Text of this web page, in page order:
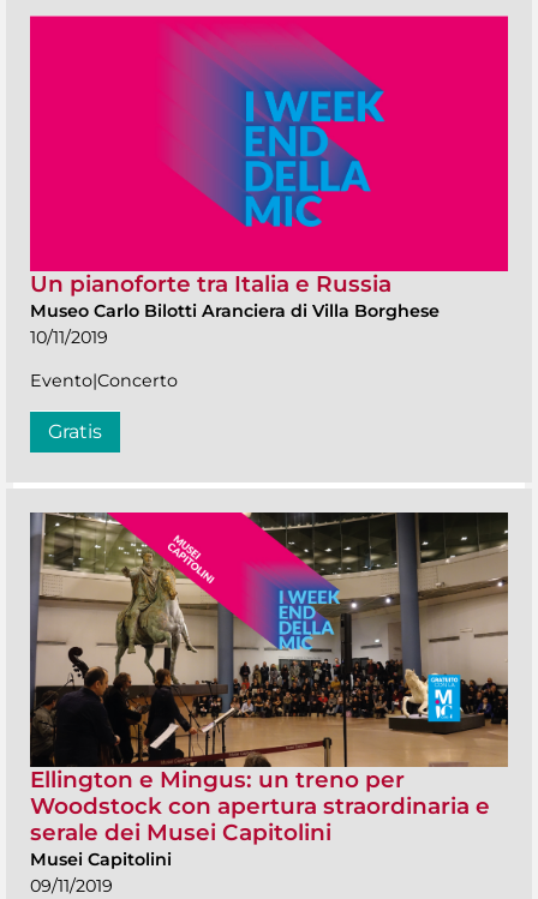
Un pianoforte tra Italia e Russia
Museo Carlo Bilotti Aranciera di Villa Borghese
10/11/2019
Evento|Concerto
Gratis
Ellington e Mingus: un treno per
Woodstock con apertura straordinaria e
serale dei Musei Capitolini
Musei Capitolini
09/11/2019